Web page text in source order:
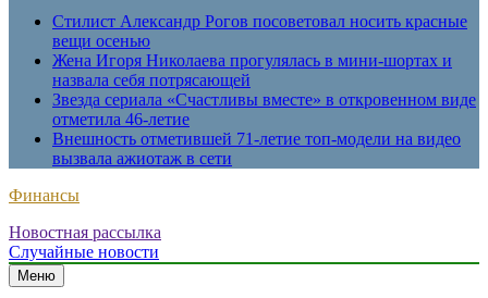
Стилист Александр Рогов посоветовал носить красные
вещи осенью
Жена Игоря Николаева прогулялась в мини-шортах и
назвала себя потрясающей
Звезда сериала «Счастливы вместе» в откровенном виде
отметила 46-летие
Внешность отметившей 71-летие топ-модели на видео
вызвала ажиотаж в сети
Финансы
Новостная рассылка
Случайные новости
Меню